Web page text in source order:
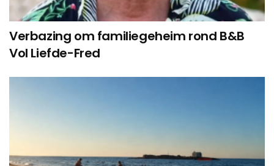
Verbazing om familiegeheim rond B&B
Vol Liefde-Fred